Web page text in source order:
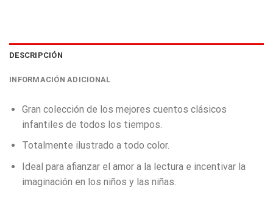
DESCRIPCIÓN
INFORMACIÓN ADICIONAL
Gran colección de los mejores cuentos clásicos
infantiles de todos los tiempos.
Totalmente ilustrado a todo color.
Ideal para afianzar el amor a la lectura e incentivar la
imaginación en los niños y las niñas.